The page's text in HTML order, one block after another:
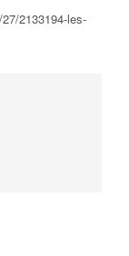
2133194-les-